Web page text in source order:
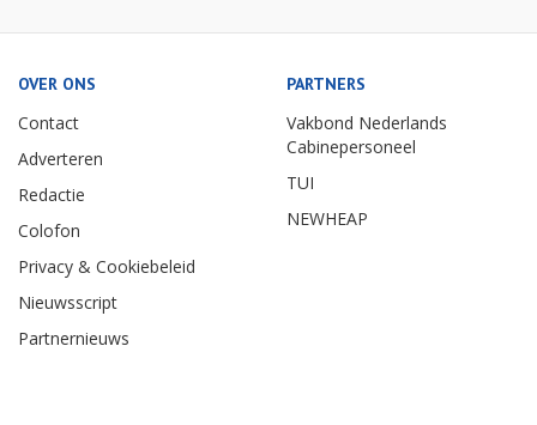
OVER ONS
Contact
Adverteren
Redactie
Colofon
Privacy & Cookiebeleid
Nieuwsscript
Partnernieuws
PARTNERS
Vakbond Nederlands
Cabinepersoneel
TUI
NEWHEAP